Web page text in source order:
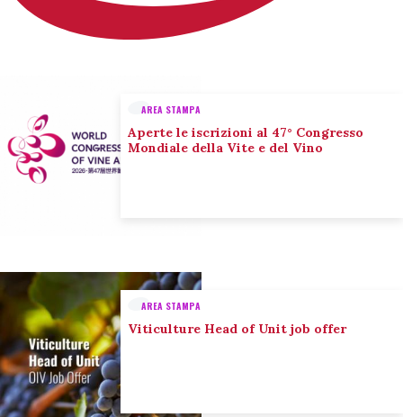
AREA STAMPA
Aperte le iscrizioni al 47° Congresso
Mondiale della Vite e del Vino
AREA STAMPA
Viticulture Head of Unit job offer